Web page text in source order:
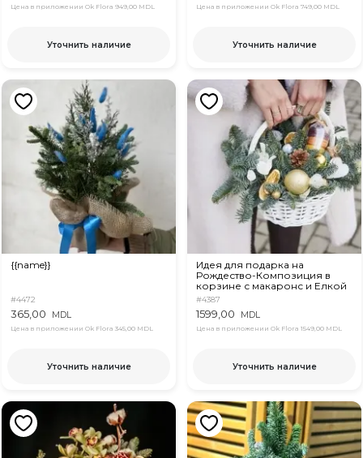
Цена в приложении Ok Flora 949,00 MDL
Уточнить наличие
Цена в приложении Ok Flora 749,00 MDL
Уточнить наличие
{{name}}
#4472
365,00 MDL
Цена в приложении Ok Flora 345,00 MDL
Уточнить наличие
Идея для подарка на
Рождество-Композиция в
корзине с макаронс и Елкой
#4387
1599,00 MDL
Цена в приложении Ok Flora 1549,00 MDL
Уточнить наличие